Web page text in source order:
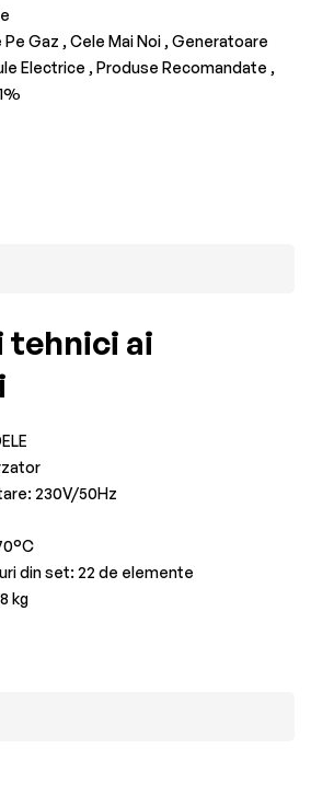
Gaz , Cele Mai Noi , Generatoare
Electrice , Produse Recomandate ,
tehnici ai
230V/50Hz
din set: 22 de elemente
kg